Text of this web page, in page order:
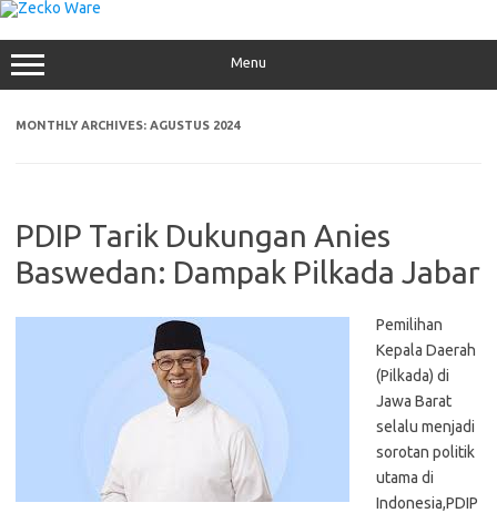
Skip
to
content
Menu
MONTHLY ARCHIVES: AGUSTUS 2024
PDIP Tarik Dukungan Anies
Baswedan: Dampak Pilkada Jabar
Pemilihan
Kepala Daerah
(Pilkada) di
Jawa Barat
selalu menjadi
sorotan politik
utama di
Indonesia,PDIP